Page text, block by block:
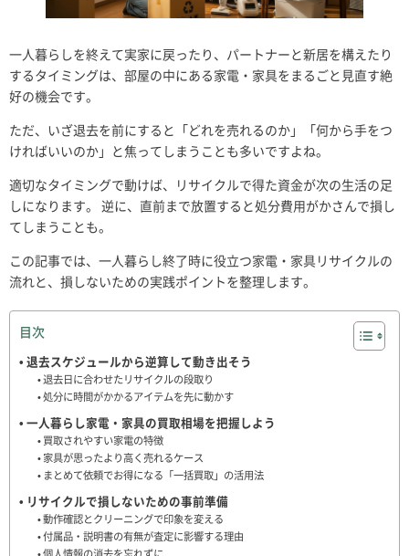
一人暮らしを終えて実家に戻ったり、パートナーと新居を構えたり
するタイミングは、部屋の中にある家電・家具をまるごと見直す絶
好の機会です。
ただ、いざ退去を前にすると「どれを売れるのか」「何から手をつ
ければいいのか」と焦ってしまうことも多いですよね。
適切なタイミングで動けば、リサイクルで得た資金が次の生活の足
しになります。 逆に、直前まで放置すると処分費用がかさんで損し
てしまうことも。
この記事では、一人暮らし終了時に役立つ家電・家具リサイクルの
流れと、損しないための実践ポイントを整理します。
目次
退去スケジュールから逆算して動き出そう
退去日に合わせたリサイクルの段取り
処分に時間がかかるアイテムを先に動かす
一人暮らし家電・家具の買取相場を把握しよう
買取されやすい家電の特徴
家具が思ったより高く売れるケース
まとめて依頼でお得になる「一括買取」の活用法
リサイクルで損しないための事前準備
動作確認とクリーニングで印象を変える
付属品・説明書の有無が査定に影響する理由